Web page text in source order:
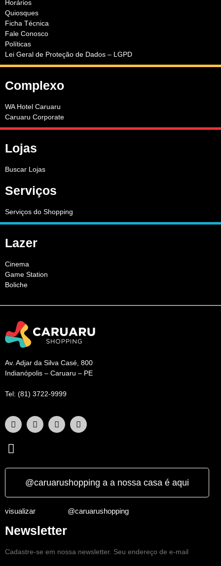
Horários
Quiosques
Ficha Técnica
Fale Conosco
Políticas
Lei Geral de Proteção de Dados – LGPD
Complexo
WA Hotel Caruaru
Caruaru Corporate
Lojas
Buscar Lojas
Serviços
Serviços do Shopping
Lazer
Cinema
Game Station
Boliche
Av. Adjar da Silva Casé, 800
Indianópolis – Caruaru – PE
Tel: (81) 3722-9999
@caruarushopping a a nossa casa é aqui
visualizar @caruarushopping
Newsletter
Cadastre-se em nossa newsletter. Seu endereço de e-mail